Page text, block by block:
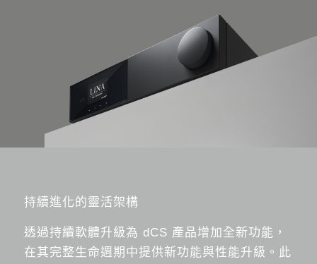
持續進化的靈活架構
透過持續軟體升級為 dCS 產品增加全新功能，
在其完整生命週期中提供新功能與性能升級。此